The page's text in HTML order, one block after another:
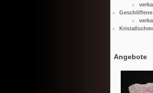
Angebote